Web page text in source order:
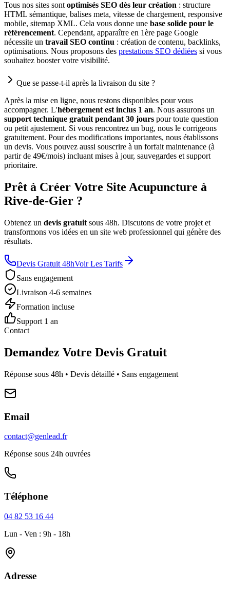
Tous nos sites sont optimisés SEO dès leur création : structure
HTML sémantique, balises meta, vitesse de chargement, responsive
mobile, sitemap XML. Cela vous donne une base solide pour le
référencement. Cependant, apparaître en 1ère page Google
nécessite un travail SEO continu : création de contenu, backlinks,
optimisations. Nous proposons des prestations SEO dédiées si vous
souhaitez booster votre visibilité.
Que se passe-t-il après la livraison du site ?
Après la mise en ligne, nous restons disponibles pour vous
accompagner. L'hébergement est inclus 1 an. Nous assurons un
support technique gratuit pendant 30 jours pour toute question
ou petit ajustement. Si vous rencontrez un bug, nous le corrigeons
gratuitement. Pour des modifications importantes, nous établissons
un devis. Vous pouvez aussi souscrire à un forfait maintenance (à
partir de 49€/mois) incluant mises à jour, sauvegardes et support
prioritaire.
Prêt à Créer Votre Site Acupuncture à
Rive-de-Gier ?
Obtenez un devis gratuit sous 48h. Discutons de votre projet et
transformons vos idées en un site web professionnel qui génère des
résultats.
Devis Gratuit 48hVoir Les Tarifs
Sans engagement
Livraison 4-6 semaines
Formation incluse
Support 1 an
Contact
Demandez Votre Devis Gratuit
Réponse sous 48h • Devis détaillé • Sans engagement
Email
contact@genlead.fr
Réponse sous 24h ouvrées
Téléphone
04 82 53 16 44
Lun - Ven : 9h - 18h
Adresse